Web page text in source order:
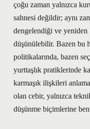
çoğu zaman yalnızca
sahnesi değildir; aynı
dengelendiği ve
düşünülebilir. Bazen bu
politikalarında, bazen
yurttaşlık pratiklerinde
karmaşık ilişkileri
olan cebir, yalnızca
düşünme biçimlerine